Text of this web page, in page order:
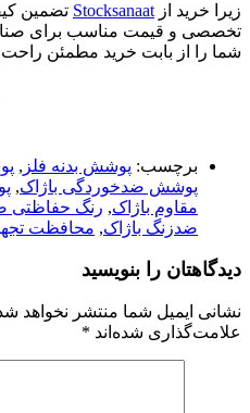
زیرا خرید ازStocksanaat تضمین
تخصصی و قیمت مناسب برای
شما را از بابت خرید مطمئن
برچسب: پوشش بدنه فلز ,
پوشش ضدخوردگی باژاک,
مقاوم باژاک, رنگ حفاظتی
ضدزنگ باژاک, محافظت
دیدگاهتان را بنویسید
نشانی ایمیل شما منتشر نخواهد
علامت‌گذاری شده‌اند *